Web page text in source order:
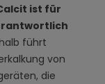
ist für
führt
von
die